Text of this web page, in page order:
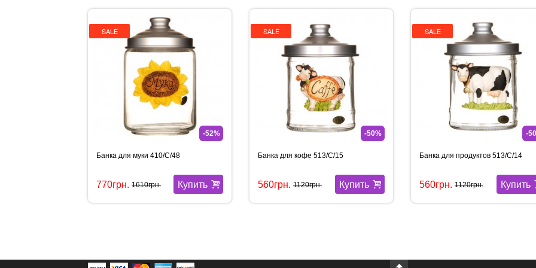
SALE
-52%
Банка для муки 410/С/48
Купить
770грн. 1610грн.
SALE
-50%
Банка для кофе 513/С/15
Купить
560грн. 1120грн.
SALE
-
Банка для продуктов 513/С/14
Купить
560грн. 1120грн.